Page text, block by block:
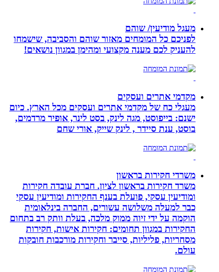
מעגל מודיעין/ שוהם
לפניכם כל המומחים מאזור שוהם והסביבה, שישמחו
להעניק לכם מענה מקצועי ומהימן במגוון נושאים!
מקדמי אתרים ועסקים
מעגלי כח של מקדמי אתרים ועסקים מכל הארץ. כיום
ישנם: בייפוסט, מגה לינק, בסט לינר, אופיר מרדמים,
בוסט, ענת סיידר , לינק שייק, אורי שחם
משרדי חקירות בראשון
משרד חקירות בראשון לציון. חברת עובדה חקירות
ומודיעין עסקי, פועלת בענף החקירות ומודיעין עסקי
כבר למעלה משלושה עשורים, החברה בינלאומית
הוקמה על ידי זיוה ממוק מלכה, בעלת וותק רב בתחום
החקירות במגוון תחומים: חקירות אישות, חקירות
מסחריות, פליליות, סייבר וחקירות מורכבות חובקות
עולם.